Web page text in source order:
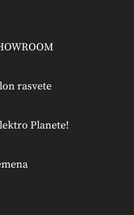
rasvete
Planete!